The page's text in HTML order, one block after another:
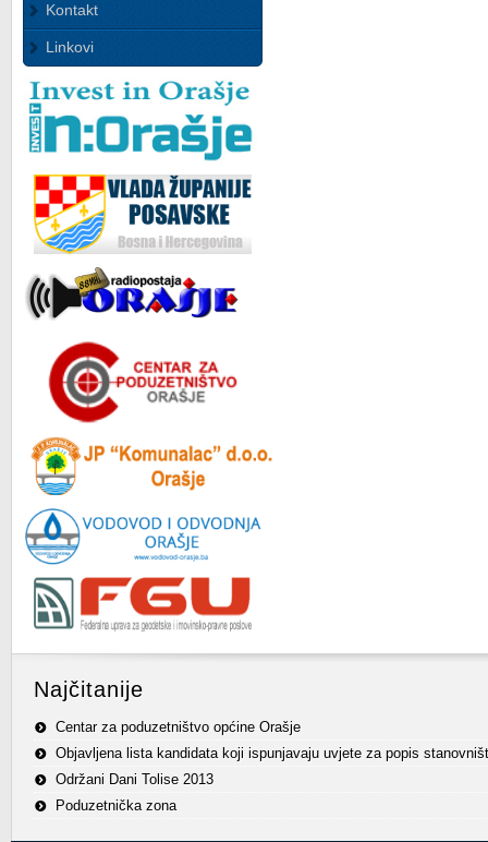
Kontakt
Linkovi
Najčitanije
Centar za poduzetništvo općine Orašje
Objavljena lista kandidata koji ispunjavaju uvjete za popis
Održani Dani Tolise 2013
Poduzetnička zona